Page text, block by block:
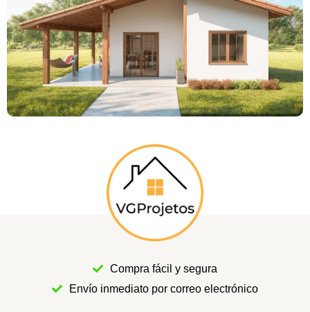
Compra fácil y segura
Envío inmediato por correo electrónico